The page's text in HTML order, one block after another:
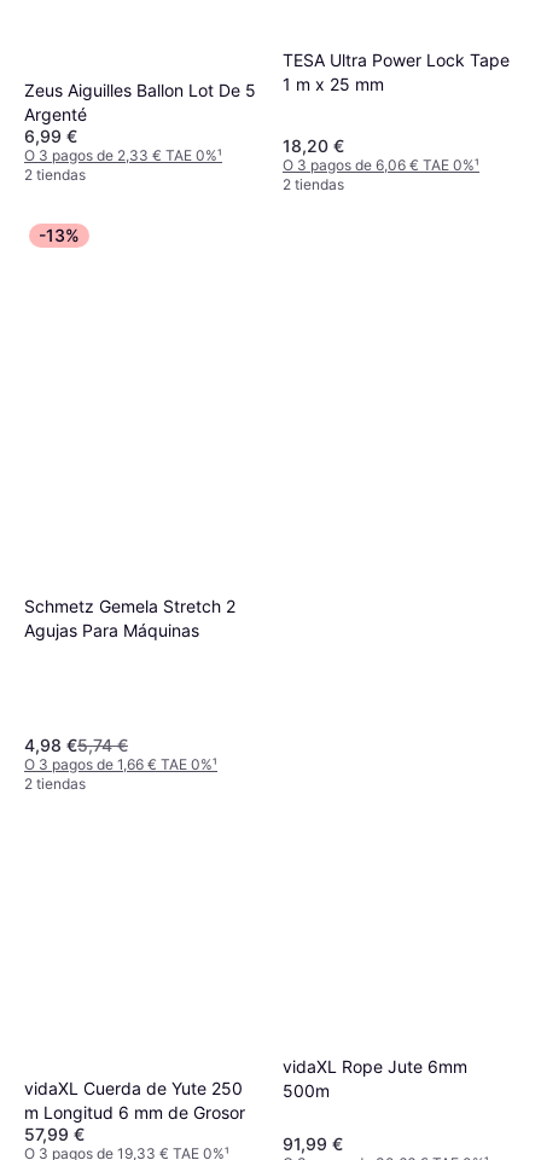
Zeus Aiguilles Ballon Lot De 5
Argenté
6,99 €
O 3 pagos de 2,33 € TAE 0%¹
2 tiendas
TESA Ultra Power Lock Tape
1 m x 25 mm
18,20 €
O 3 pagos de 6,06 € TAE 0%¹
2 tiendas
-13%
Schmetz Gemela Stretch 2
Agujas Para Máquinas
4,98 €5,74 €
O 3 pagos de 1,66 € TAE 0%¹
2 tiendas
vidaXL Cuerda de Yute 250
m Longitud 6 mm de Grosor
57,99 €
O 3 pagos de 19,33 € TAE 0%¹
vidaXL Rope Jute 6mm
500m
91,99 €